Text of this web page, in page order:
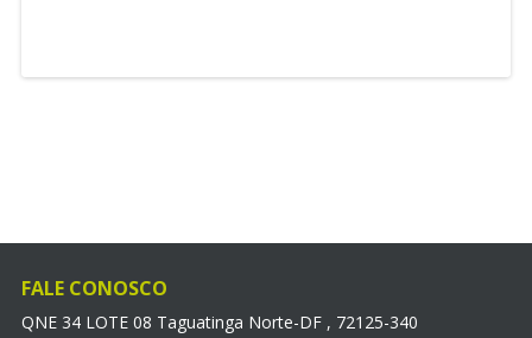
FALE CONOSCO
QNE 34 LOTE 08 Taguatinga Norte-DF , 72125-340